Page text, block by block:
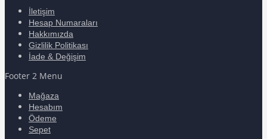
İletişim
Hesap Numaraları
Hakkımızda
Gizlilik Politikası
İade & Değişim
Footer 2 Menu
Mağaza
Hesabım
Ödeme
Sepet